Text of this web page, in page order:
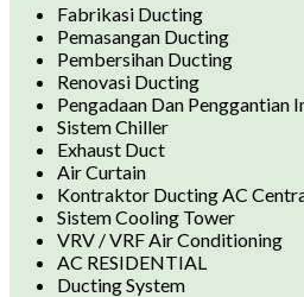
Fabrikasi Ducting
Pemasangan Ducting
Pembersihan Ducting
Renovasi Ducting
Pengadaan Dan Penggantian
Sistem Chiller
Exhaust Duct
Air Curtain
Kontraktor Ducting AC
Sistem Cooling Tower
VRV / VRF Air Conditioning
AC RESIDENTIAL
Ducting System